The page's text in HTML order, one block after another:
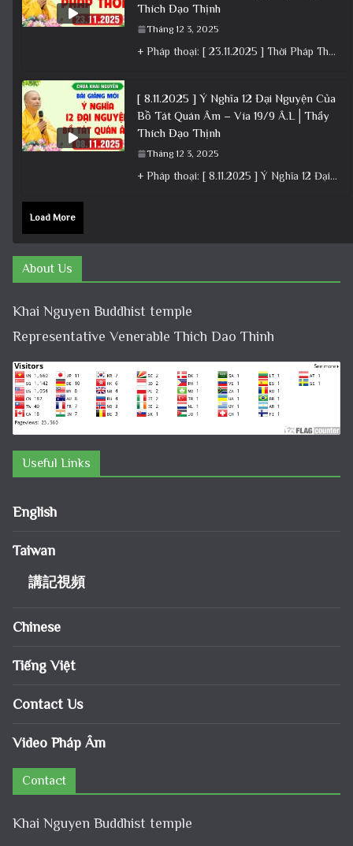
Thích Đạo Thịnh
Tháng 12 3, 2025
+ Pháp thoại: [ 23.11.2025 ] Thời Pháp Thoại – Khóa Chuyên Tu Chùa Khai Nguyên│Thầy Thích Đạo Thịnh +
[ 8.11.2025 ] Ý Nghĩa 12 Đại Nguyện Của
Bồ Tát Quán Âm – Vía 19/9 Â.L│Thầy
Thích Đạo Thịnh
Tháng 12 3, 2025
+ Pháp thoại: [ 8.11.2025 ] Ý Nghĩa 12 Đại Nguyện Của Bồ Tát Quán Âm – Vía 19/9 Â.L│Thầy
Load More
About Us
Khai Nguyen Buddhist temple
Representative Venerable Thich Dao Thinh
Useful Links
English
Taiwan
講記視頻
Chinese
Tiếng Việt
Contact Us
Video Pháp Âm
Contact
Khai Nguyen Buddhist temple